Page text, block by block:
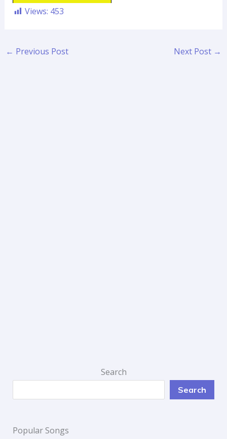
Views: 453
← Previous Post Next Post →
Search
Search
Popular Songs